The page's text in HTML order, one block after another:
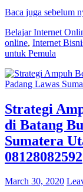
Baca juga sebelum
Belajar Internet
online, Internet
untuk Pemula
Strategi
di Batang
Sumatera
08128082592
March 30, 2020